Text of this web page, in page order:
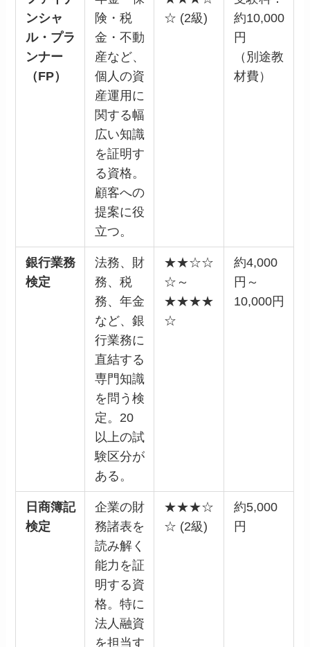
ンシャ
ル・プラ
ンナー
（FP）
険・税
金・不動
産など、
個人の資
産運用に
関する幅
広い知識
を証明す
る資格。
顧客への
提案に役
立つ。
☆ (2級)
約10,000
円
（別途教
材費）
銀行業務
検定
法務、財
務、税
務、年金
など、銀
行業務に
直結する
専門知識
を問う検
定。20
以上の試
験区分が
ある。
★★☆☆
☆～
★★★★
☆
約4,000
円～
10,000円
日商簿記
検定
企業の財
務諸表を
読み解く
能力を証
明する資
格。特に
法人融資
を担当す
★★★☆
☆ (2級)
約5,000
円